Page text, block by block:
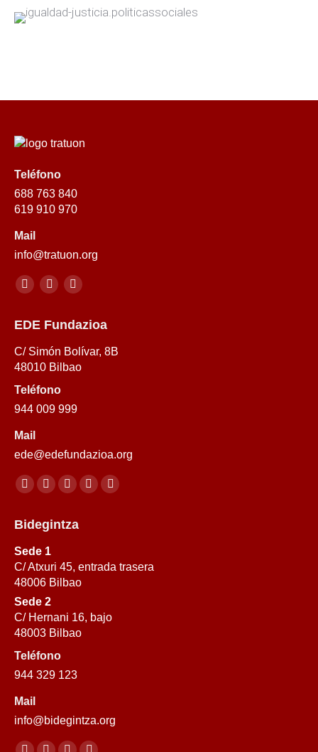
Teléfono
688 763 840
619 910 970
Mail
info@tratuon.org
Encuéntranos en:
Youtube
TwitterYoutube
EDE Fundazioa
C/ Simón Bolívar, 8B
48010 Bilbao
Teléfono
944 009 999
Mail
ede@edefundazioa.org
Encuéntranos en:
Facebook
opens
in
new
window
YouTube
opens
in
new
window
Linkedin
opens
new
window
Instagram
new
X-
in
Bidegintza
Sede 1
C/ Atxuri 45, entrada trasera
48006 Bilbao
Sede 2
C/ Hernani 16, bajo
48003 Bilbao
Teléfono
944 329 123
Mail
info@bidegintza.org
Encuéntranos en: